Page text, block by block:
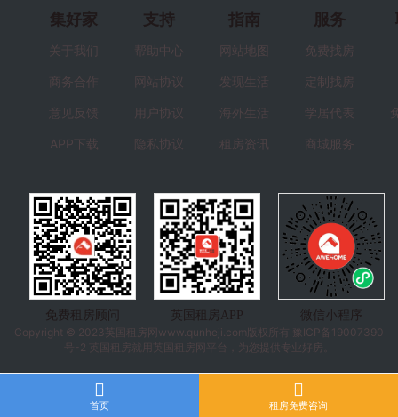
集好家
关于我们
商务合作
意见反馈
APP下载
支持
帮助中心
网站协议
用户协议
隐私协议
指南
网站地图
发现生活
海外生活
租房资讯
服务
免费找房
定制找房
学居代表
商城服务
免费租房顾问 英国租房APP
微信小程序
Copyright © 2023 英国租房 网www.qunheji.com版权所有
豫ICP备19007390
号-2 英国租房就用英国租房网平台，为您提供专业好房。
首页 租房免费咨询